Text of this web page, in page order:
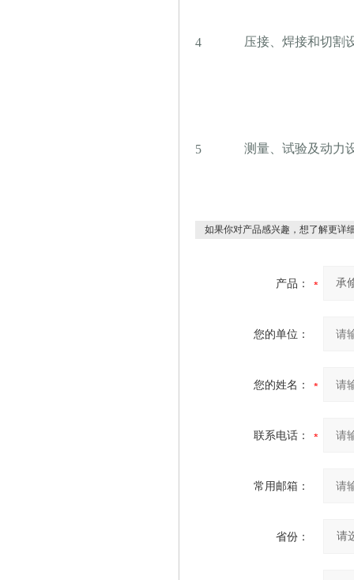
4 压接、焊接和切割
5 测量、试验及动力
如果你对产品感兴趣，想了解更详
产品：
您的单位：
您的姓名：
联系电话：
常用邮箱：
省份：